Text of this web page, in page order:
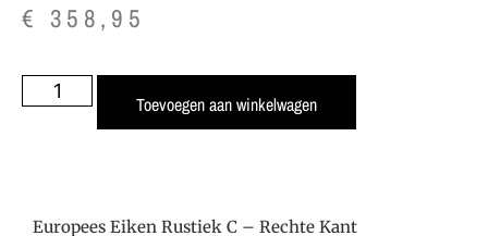
€ 358,95
Toevoegen aan winkelwagen
Europees Eiken Rustiek C – Rechte Kant